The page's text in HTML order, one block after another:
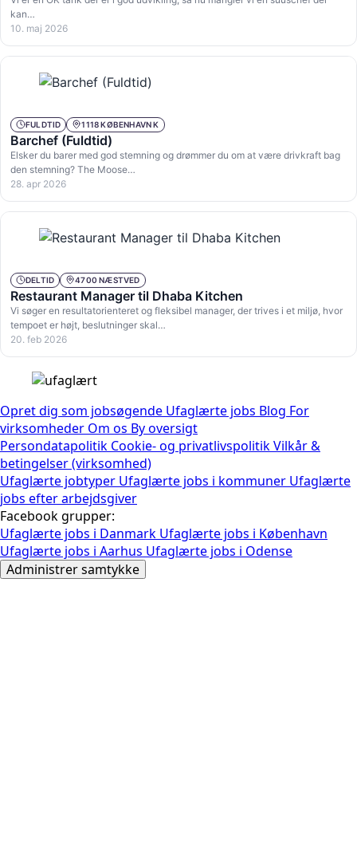
kan…
10. maj 2026
FULDTID 1118 KØBENHAVN K
Barchef (Fuldtid)
Elsker du barer med god stemning og drømmer du om at være drivkraft bag
den stemning? The Moose…
28. apr 2026
DELTID 4700 NÆSTVED
Restaurant Manager til Dhaba Kitchen
Vi søger en resultatorienteret og fleksibel manager, der trives i et miljø, hvor
tempoet er højt, beslutninger skal…
20. feb 2026
Opret dig som jobsøgende Ufaglærte jobs Blog For
virksomheder Om os By oversigt
Persondatapolitik Cookie- og privatlivspolitikVilkår &
betingelser (virksomhed)
Ufaglærte jobtyper Ufaglærte jobs i kommuner Ufaglærte
jobs efter arbejdsgiver
Facebook grupper:
Ufaglærte jobs i Danmark Ufaglærte jobs i København
Ufaglærte jobs i Aarhus Ufaglærte jobs i Odense
Administrer samtykke